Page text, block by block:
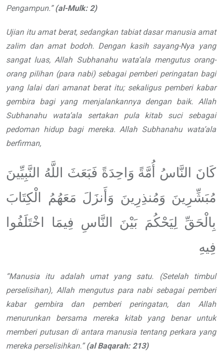
Pengampun.” (al-Mulk: 2)
Ujian itu amat berat, sedangkan tabiat dasar manusia amat
zalim dan amat bodoh. Dengan kasih sayang-Nya yang
sangat luas, Allah Subhanahu wata’ala mengutus orang-
orang pilihan (para nabi) sebagai pemberi peringatan bagi
yang lalai dari amanat berat itu; sekaligus pemberi kabar
gembira bagi yang menjalankannya dengan baik. Allah
Subhanahu wata’ala
sertakan pula
kitab suci sebagai
pedoman hidup bagi mereka. Allah Subhanahu wata’ala
berfirman,
كَانَ النَّاسُ أُمَّةً وَاحِدَةً فَبَعَثَ اللَّهُ النَّبِيِّينَ
مُبَشِّرِينَ وَمُنذِرِينَ وَأَنزَلَ مَعَهُمُ الْكِتَابَ
بِالْحَقِّ لِيَحْكُمَ بَيْنَ النَّاسِ فِيمَا اخْتَلَفُوا
فِيهِ
“Manusia itu adalah umat yang
satu. (Setelah timbul
perselisihan), Allah mengutus para nabi sebagai pemberi
kabar gembira dan pemberi peringatan,
dan Allah
menurunkan bersama mereka
kitab yang benar untuk
memberi putusan di antara manusia tentang perkara yang
mereka perselisihkan.” (al Baqarah: 213)